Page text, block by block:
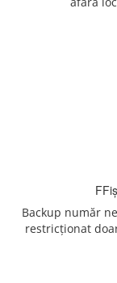
Backup număr
restricționat